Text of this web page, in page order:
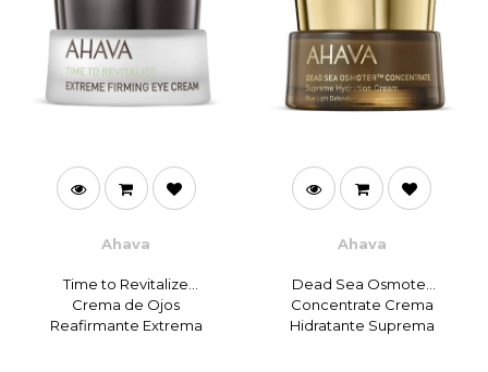
Ahava
Time to Revitalize
Crema de Ojos
Reafirmante Extrema
Ahava
Dead Sea Osmoter
Concentrate Crema
Hidratante Suprema